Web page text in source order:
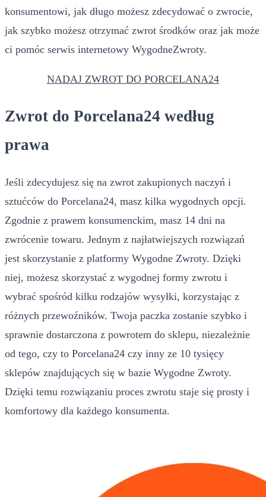
konsumentowi, jak długo możesz zdecydować o zwrocie,
jak szybko możesz otrzymać zwrot środków oraz jak może
ci pomóc serwis internetowy WygodneZwroty.
NADAJ ZWROT DO PORCELANA24
Zwrot do Porcelana24 według
prawa
Jeśli zdecydujesz się na zwrot zakupionych naczyń i
sztućców do Porcelana24, masz kilka wygodnych opcji.
Zgodnie z prawem konsumenckim, masz 14 dni na
zwrócenie towaru. Jednym z najłatwiejszych rozwiązań
jest skorzystanie z platformy Wygodne Zwroty. Dzięki
niej, możesz skorzystać z wygodnej formy zwrotu i
wybrać spośród kilku rodzajów wysyłki, korzystając z
różnych przewoźników. Twoja paczka zostanie szybko i
sprawnie dostarczona z powrotem do sklepu, niezależnie
od tego, czy to Porcelana24 czy inny ze 10 tysięcy
sklepów znajdujących się w bazie Wygodne Zwroty.
Dzięki temu rozwiązaniu proces zwrotu staje się prosty i
komfortowy dla każdego konsumenta.